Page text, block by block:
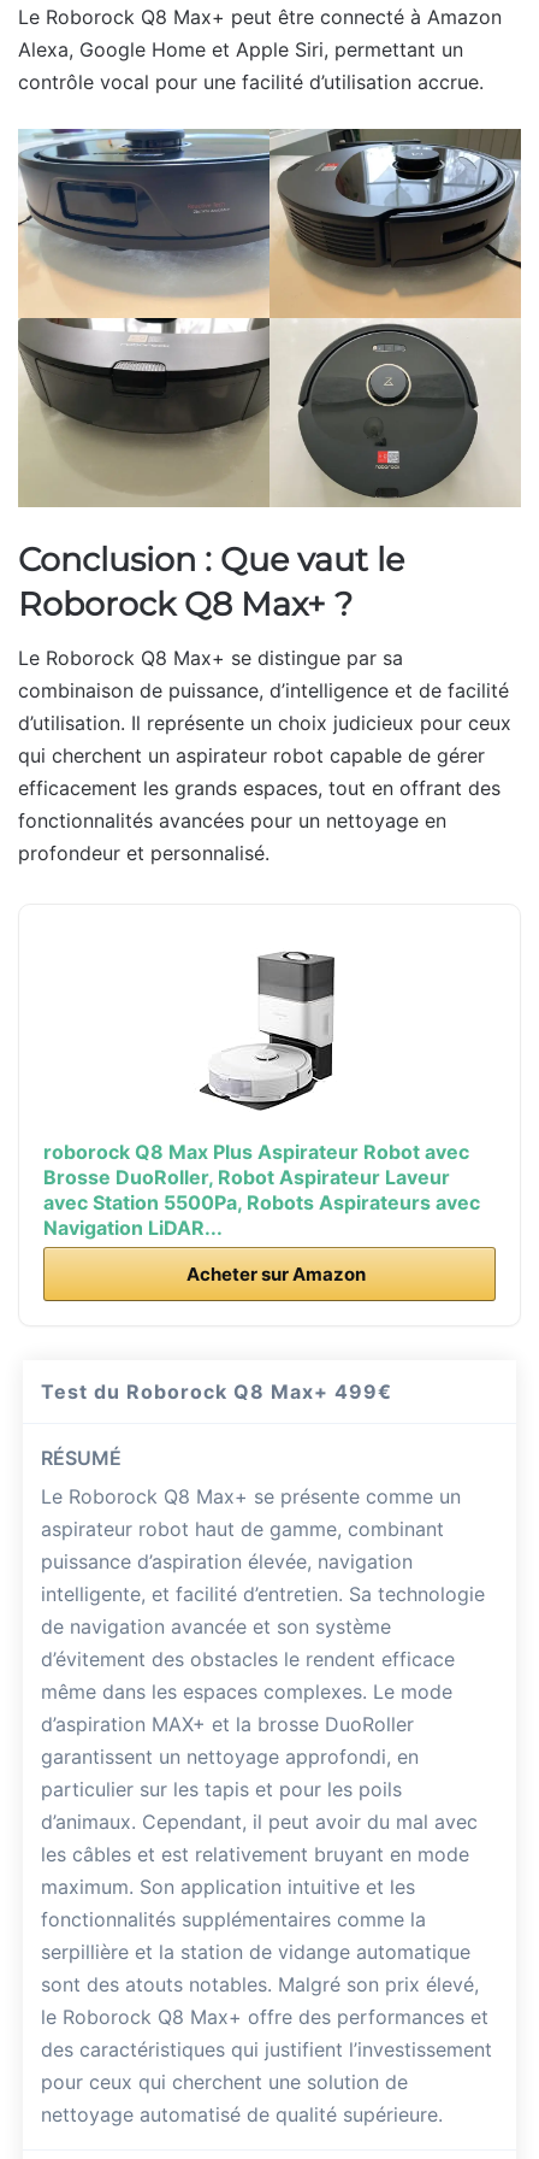
Le Roborock Q8 Max+ peut être connecté à Amazon
Alexa, Google Home et Apple Siri, permettant un
contrôle vocal pour une facilité d’utilisation accrue.
Conclusion : Que vaut le
Roborock Q8 Max+ ?
Le Roborock Q8 Max+ se distingue par sa
combinaison de puissance, d’intelligence et de facilité
d’utilisation. Il représente un choix judicieux pour ceux
qui cherchent un aspirateur robot capable de gérer
efficacement les grands espaces, tout en offrant des
fonctionnalités avancées pour un nettoyage en
profondeur et personnalisé.
roborock Q8 Max Plus Aspirateur Robot avec
Brosse DuoRoller, Robot Aspirateur Laveur
avec Station 5500Pa, Robots Aspirateurs avec
Navigation LiDAR...
Acheter sur Amazon
Test du Roborock Q8 Max+499€
RÉSUMÉ
Le Roborock Q8 Max+ se présente comme un
aspirateur robot haut de gamme, combinant
puissance d’aspiration élevée, navigation
intelligente, et facilité d’entretien. Sa technologie
de navigation avancée et son système
d’évitement des obstacles le rendent efficace
même dans les espaces complexes. Le mode
d’aspiration MAX+ et la brosse DuoRoller
garantissent un nettoyage approfondi, en
particulier sur les tapis et pour les poils
d’animaux. Cependant, il peut avoir du mal avec
les câbles et est relativement bruyant en mode
maximum. Son application intuitive et les
fonctionnalités supplémentaires comme la
serpillière et la station de vidange automatique
sont des atouts notables. Malgré son prix élevé,
le Roborock Q8 Max+ offre des performances et
des caractéristiques qui justifient l’investissement
pour ceux qui cherchent une solution de
nettoyage automatisé de qualité supérieure.